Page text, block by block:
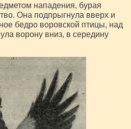
нападения, бурая
Она подпрыгнула вверх и
бедро воровской птицы, над
ворону вниз, в середину